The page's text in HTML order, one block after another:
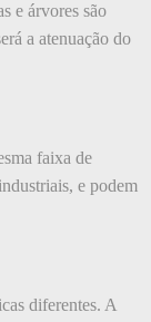
e árvores são
a atenuação do
faixa de
e podem
diferentes. A